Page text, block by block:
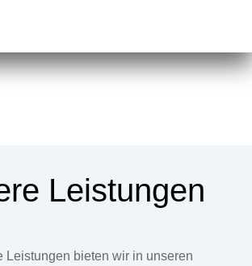
Leistungen
Leistungen bieten wir in unseren